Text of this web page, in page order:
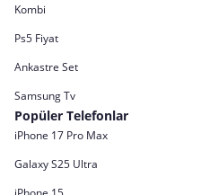
Kombi
Ps5 Fiyat
Ankastre Set
Samsung Tv
Popüler Telefonlar
iPhone 17 Pro Max
Galaxy S25 Ultra